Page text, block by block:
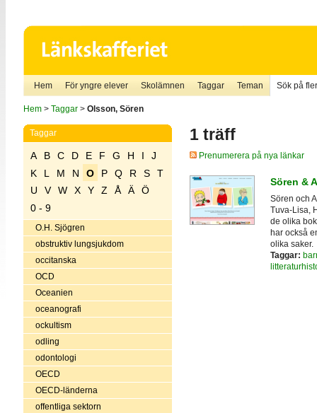
Hem För yngre elever Skolämnen Taggar Teman Sök på
Hem> Taggar> Olsson, Sören
Taggar
A B C D E F G H I
J
K
L M N O P Q R S
T
U
V W X Y Z Å Ä
Ö
0 - 9
O.H. Sjögren
obstruktiv lungsjukdom
occitanska
OCD
Oceanien
oceanografi
ockultism
odling
odontologi
OECD
OECD-länderna
offentliga sektorn
1 träff
Prenumerera på nya länkar
Sören &
Sören och
Tuva-Lisa,
de olika
har också
olika saker.
Taggar: